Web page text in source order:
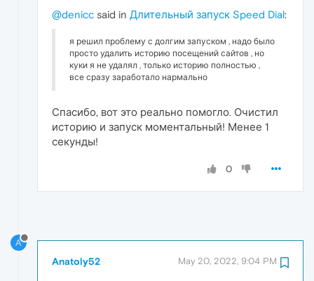
@denicc said in Длительный запуск Speed Dial:
я решил проблему с долгим запуском , надо было
просто удалить историю посещений сайтов , но
куки я не удалял , только историю полностью ,
все сразу заработало нармально
Спасибо, вот это реально помогло. Очистил
историю и запуск моментальный! Менее 1
секунды!
0
A
Anatoly52 May 20, 2022, 9:04 PM